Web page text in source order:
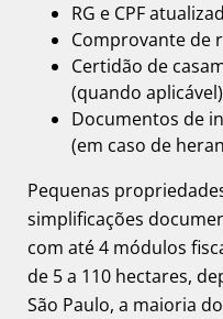
RG e CPF
Comprovante de
Certidão de
(quando aplicável)
Documentos de
(em caso de
Pequenas
simplificações
com até 4 módulos
de 5 a 110 hectares,
São Paulo, a maioria